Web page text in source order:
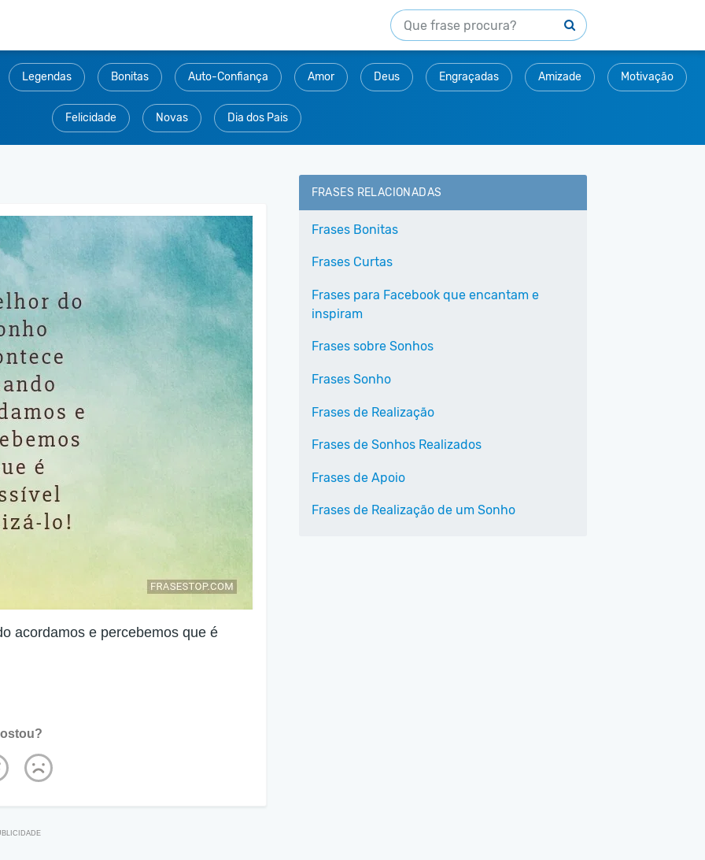
Legendas Bonitas Auto-Confiança Amor Deus Engraçadas Amizade Motivação
Felicidade Novas Dia dos Pais
acordamos e percebemos que é
FRASES RELACIONADAS
Frases Bonitas
Frases Curtas
Frases para Facebook que encantam e
inspiram
Frases sobre Sonhos
Frases Sonho
Frases de Realização
Frases de Sonhos Realizados
Frases de Apoio
Frases de Realização de um Sonho